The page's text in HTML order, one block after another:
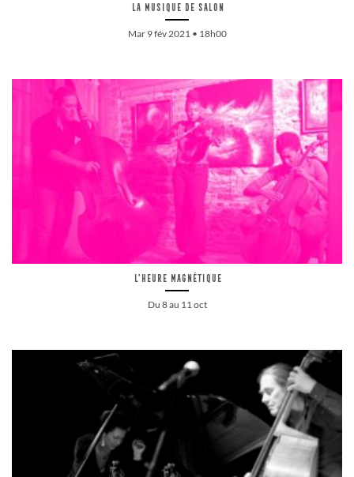
La musique de salon
Mar 9 fév 2021 • 18h00
L’Heure Magnétique
Du 8 au 11 oct